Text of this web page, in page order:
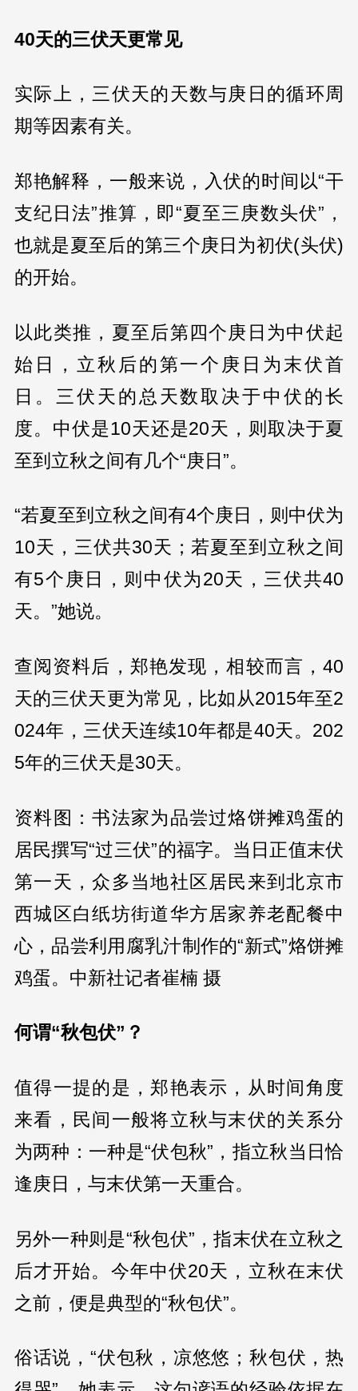
40天的三伏天更常见
实际上，三伏天的天数与庚日的循环周
期等因素有关。
郑艳解释，一般来说，入伏的时间以“干
支纪日法”推算，即“夏至三庚数头伏”，
也就是夏至后的第三个庚日为初伏(头伏)
的开始。
以此类推，夏至后第四个庚日为中伏起
始日，立秋后的第一个庚日为末伏首
日。三伏天的总天数取决于中伏的长
度。中伏是10天还是20天，则取决于夏
至到立秋之间有几个“庚日”。
“若夏至到立秋之间有4个庚日，则中伏为
10天，三伏共30天；若夏至到立秋之间
有5个庚日，则中伏为20天，三伏共40
天。”她说。
查阅资料后，郑艳发现，相较而言，40
天的三伏天更为常见，比如从2015年至2
024年，三伏天连续10年都是40天。202
5年的三伏天是30天。
资料图：书法家为品尝过烙饼摊鸡蛋的
居民撰写“过三伏”的福字。当日正值末伏
第一天，众多当地社区居民来到北京市
西城区白纸坊街道华方居家养老配餐中
心，品尝利用腐乳汁制作的“新式”烙饼摊
鸡蛋。中新社记者崔楠 摄
何谓“秋包伏”？
值得一提的是，郑艳表示，从时间角度
来看，民间一般将立秋与末伏的关系分
为两种：一种是“伏包秋”，指立秋当日恰
逢庚日，与末伏第一天重合。
另外一种则是“秋包伏”，指末伏在立秋之
后才开始。今年中伏20天，立秋在末伏
之前，便是典型的“秋包伏”。
俗话说，“伏包秋，凉悠悠；秋包伏，热